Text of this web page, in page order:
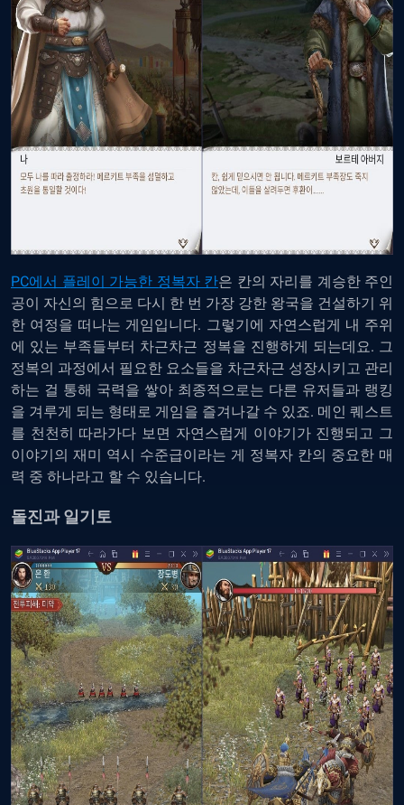
PC에서 플레이 가능한 정복자 칸은 칸의 자리를 계승한 주인
공이 자신의 힘으로 다시 한 번 가장 강한 왕국을 건설하기 위
한 여정을 떠나는 게임입니다. 그렇기에 자연스럽게 내 주위
에 있는 부족들부터 차근차근 정복을 진행하게 되는데요. 그
정복의 과정에서 필요한 요소들을 차근차근 성장시키고 관리
하는 걸 통해 국력을 쌓아 최종적으로는 다른 유저들과 랭킹
을 겨루게 되는 형태로 게임을 즐겨나갈 수 있죠. 메인 퀘스트
를 천천히 따라가다 보면 자연스럽게 이야기가 진행되고 그
이야기의 재미 역시 수준급이라는 게 정복자 칸의 중요한 매
력 중 하나라고 할 수 있습니다.
돌진과 일기토